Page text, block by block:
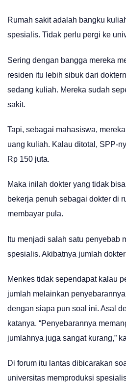
Rumah sakit adalah bangku
spesialis. Tidak perlu pergi ke
Sering dengan bangga mereka
residen itu lebih sibuk dari
sedang kuliah. Mereka sudah
sakit.
Tapi, sebagai mahasiswa,
uang kuliah. Kalau ditotal, SPP-
Rp 150 juta.
Maka inilah dokter yang tidak
bekerja penuh sebagai dokter di
membayar pula.
Itu menjadi salah satu penyebab
spesialis. Akibatnya jumlah
Menkes tidak sependapat kalau
jumlah melainkan
dengan siapa pun soal ini. Asal
katanya. “Penyebarannya
jumlahnya juga sangat kurang,”
Di forum itu lantas dibicarakan
universitas memproduksi